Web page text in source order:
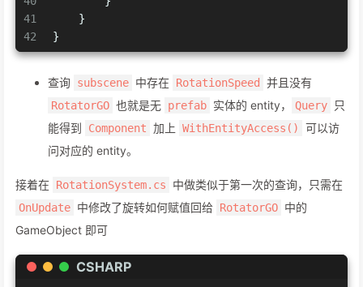
41
42
    }
}
查询 subscene 中存在 RotationSpeed 并且没有
RotatorGO 也就是无 prefab 实体的 entity， Query
只
能得到
Component 加上 WithEntityAccess()
可以访
问对应的 entity。
接着在 RotationSystem.cs 中做类似于第一次的查询，只需在
OnUpdate 中修改了旋转如何赋值回给 RotatorGO 中的
GameObject 即可
CSHARP